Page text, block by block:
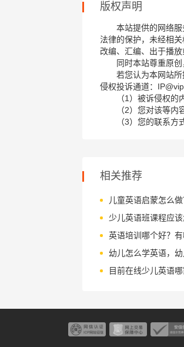
版权声明
本站提供的网络
法律的保护，未经相
改编、汇编、出于播
同时本站尊重原
若您认为本网站
侵权投诉通道：
（1）被诉侵权的
（2）您对该等内
（3）您的联系方
相关推荐
儿童英语启蒙怎么做
少儿英语班课程应该
英语培训哪个好？有
幼儿怎么学英语，幼
目前在线少儿英语